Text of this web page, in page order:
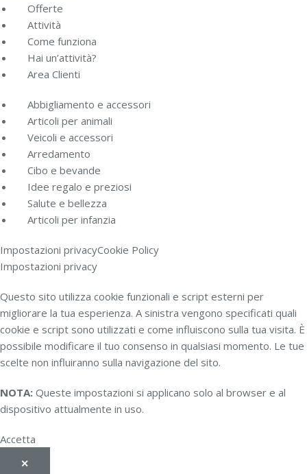
Offerte
Attività
Come funziona
Hai un’attività?
Area Clienti
Abbigliamento e accessori
Articoli per animali
Veicoli e accessori
Arredamento
Cibo e bevande
Idee regalo e preziosi
Salute e bellezza
Articoli per infanzia
Impostazioni privacyCookie Policy
Impostazioni privacy
Questo sito utilizza cookie funzionali e script esterni per
migliorare la tua esperienza. A sinistra vengono specificati quali
cookie e script sono utilizzati e come influiscono sulla tua visita. È
possibile modificare il tuo consenso in qualsiasi momento. Le tue
scelte non influiranno sulla navigazione del sito.
NOTA: Queste impostazioni si applicano solo al browser e al
dispositivo attualmente in uso.
Accetta
✕